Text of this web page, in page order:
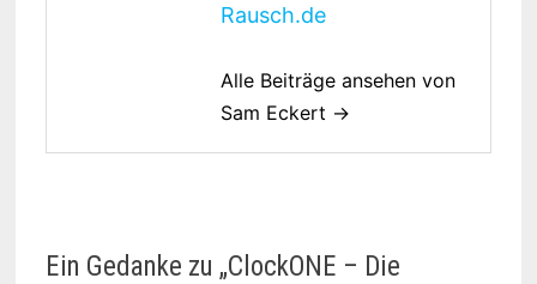
Rausch.de
Alle Beiträge ansehen von
Sam Eckert →
Ein Gedanke zu „ClockONE – Die